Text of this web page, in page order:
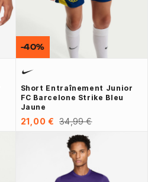
Short Entraînement Junior
FC Barcelone Strike Bleu
Jaune
21,00 € 34,99 €
-40%